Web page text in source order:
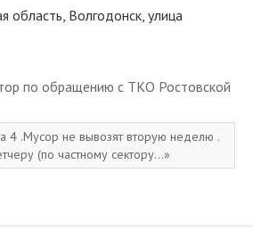
область, Волгодонск, улица
по обращению с ТКО Ростовской
4 .Мусор не вывозят вторую неделю .
(по частному сектору...